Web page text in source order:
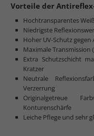
Vorteile der
Hochtransparentes
Niedrigste
Hoher UV-Schutz
Maximale Transmission
Extra Schutzschicht
Kratzer
Neutrale
Verzerrung
Originalgetreue
Konturenschärfe
Leiche Pflege und sehr